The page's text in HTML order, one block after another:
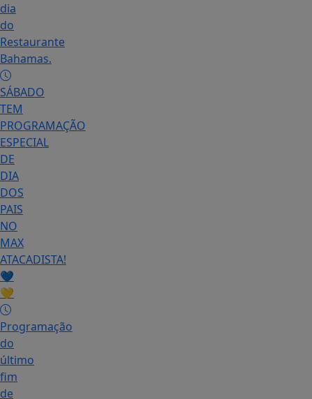
dia
do
Restaurante
Bahamas.
SÁBADO
TEM
PROGRAMAÇÃO
ESPECIAL
DE
DIA
DOS
PAIS
NO
MAX
ATACADISTA!
💙
💛
Programação
do
último
fim
de